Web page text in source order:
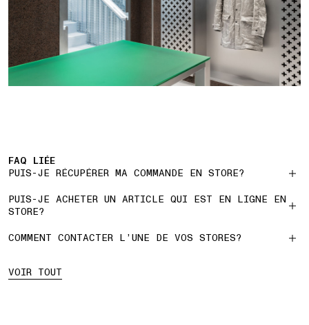
FAQ LIÉE
PUIS-JE RÉCUPÉRER MA COMMANDE EN STORE?
PUIS-JE ACHETER UN ARTICLE QUI EST EN LIGNE EN
STORE?
COMMENT CONTACTER L’UNE DE VOS STORES?
VOIR TOUT